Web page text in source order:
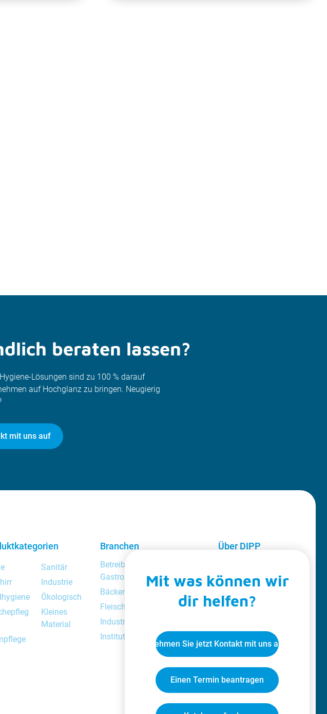
beraten lassen?
Lösungen sind zu 100 % darauf
auf Hochglanz zu bringen. Neugierig
mit uns auf
Sanitär
Industrie
Ökologisch
Kleines
Material
Branchen
Betreiber von
Gastronomieunternehmen
Bäckereien
Fleischereien
Industrie
Institutionen
Über DIPP
Über uns
Kundentreue
Katalog
Jobs
Blog
Mit was können wir
dir helfen?
Nehmen Sie jetzt Kontakt mit uns auf
Einen Termin beantragen